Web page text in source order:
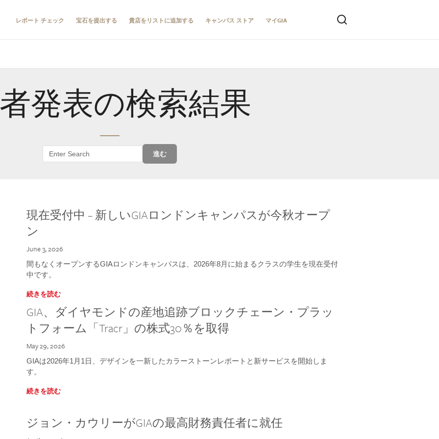
レポート チェック 宝石を提出する 貴店をリストに追加する キャンパス ストア マイGIA
発表の検索結果
進む
現在受付中 – 新しいGIAロンドンキャンパスが今秋オープ
ン
June 3, 2026
間もなくオープンするGIAロンドンキャンパスは、2026年8月に始まるクラスの学生を現在受付
中です。
続きを読む
GIA、ダイヤモンドの産地追跡ブロックチェーン・プラッ
トフォーム「Tracr」の株式30％を取得
May 29, 2026
GIAは2026年1月1日、デザインを一新したカラーストーンレポートと新サービスを開始しま
す。
続きを読む
ジョン・カウリーがGIAの最高財務責任者に就任